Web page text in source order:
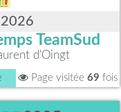
TeamSud
d'Oingt
Page visitée 69 fois